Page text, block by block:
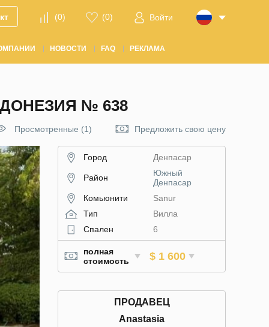
(0) (0) Войти
НОВОСТИ FAQ РЕКЛАМА
№ 638
Просмотренные (1) Предложить свою цену
Город Денпасар
Район
Южный
Денпасар
Комьюнити
Sanur
Тип
Вилла
Спален
6
полная
стоимость
$ 1 600
ПРОДАВЕЦ
Anastasia